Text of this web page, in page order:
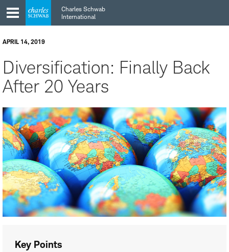
Skip
to
main
Skip
to
content
Charles Schwab
International
APRIL 14, 2019
Diversification: Finally Back
After 20 Years
Key Points